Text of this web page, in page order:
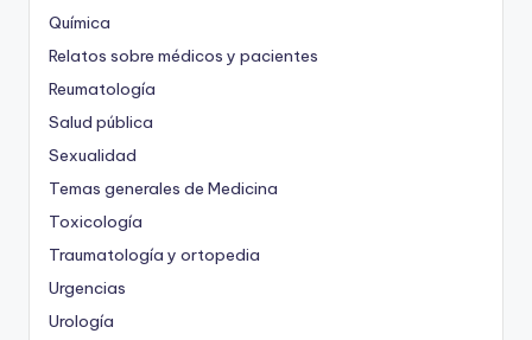
Química
Relatos sobre médicos y pacientes
Reumatología
Salud pública
Sexualidad
Temas generales de Medicina
Toxicología
Traumatología y ortopedia
Urgencias
Urología